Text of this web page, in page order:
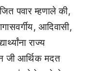
पवार म्हणाले की,
आदिवासी,
राज्य
जी आर्थिक मदत